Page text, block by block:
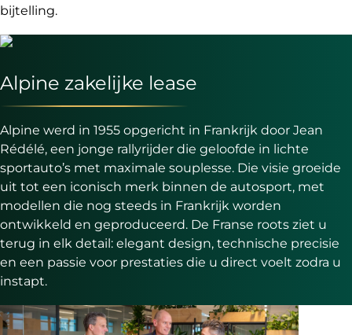
bijtelling.
Alpine zakelijke lease
Alpine werd in 1955 opgericht in Frankrijk door Jean
Rédélé, een jonge rallyrijder die geloofde in lichte
sportauto’s met maximale souplesse. Die visie groeide
uit tot een iconisch merk binnen de autosport, met
modellen die nog steeds in Frankrijk worden
ontwikkeld en geproduceerd. De Franse roots ziet u
terug in elk detail: elegant design, technische precisie
en een passie voor prestaties die u direct voelt zodra u
instapt.